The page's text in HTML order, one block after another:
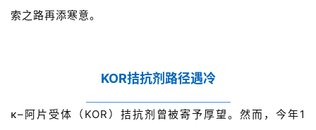
索之路再添寒意。
KOR拮抗剂路径遇冷
κ–阿片受体（ KOR ）拮抗剂曾被寄予厚望。然而，今年1